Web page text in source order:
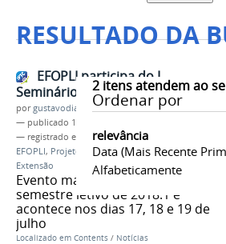
RESULTADO DA
2itens atendem ao
Ordenar por
relevância
Data (mais Recente
Alfabeticamente
EFOPLI participa do I
Seminário de Extensão do CCHLA
porgustavodias
— publicado 16/07/2018
— registrado em:
EFOPLI,EFOPLI-UFPB
EFOPLI, Projeto de Extensão ,UFPB,PRAC UFPB,
Extensão
Evento marca a abertura do
semestre letivo de 2018.1 e
acontece nos dias 17, 18 e 19 de
julho
Localizado em Contents / Notícias